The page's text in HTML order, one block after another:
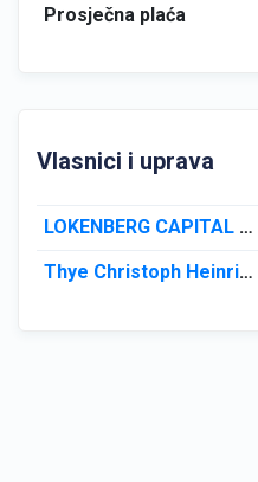
Prosječna plaća
Vlasnici i uprava
LOKENBERG CAPITAL GMBH
Thye Christoph Heinrich